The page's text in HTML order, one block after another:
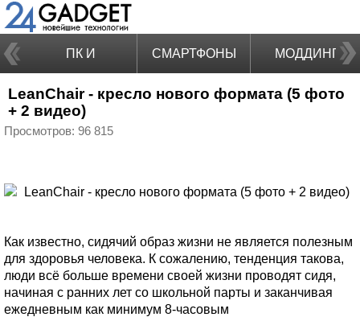
ПК И
НОУТБУКИ
СМАРТФОНЫ МОДДИНГ
LeanChair - кресло нового формата (5 фото
+ 2 видео)
Просмотров: 96 815
Как известно, сидячий образ жизни не является полезным
для здоровья человека. К сожалению, тенденция такова,
люди всё больше времени своей жизни проводят сидя,
начиная с ранних лет со школьной парты и заканчивая
ежедневным как минимум 8-часовым